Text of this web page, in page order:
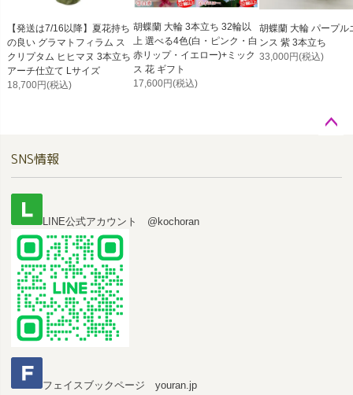
【発送は7/16以降】夏花持ち
の良い グラマトフィラム ス
クリプタム ヒヒマヌ 3本立ち
アーチ仕立て Lサイズ
18,700円(税込)
胡蝶蘭 大輪 3本立ち 32輪以
上 選べる4色(白・ピンク・白
赤リップ・イエロー)+ミック
ス 花 ギフト
17,600円(税込)
胡蝶蘭 大輪 パープル
ンス 紫 3本立ち
33,000円(税込)
ップ
SNS情報
LINE公式アカウント @kochoran
フェイスブックページ youran.jp